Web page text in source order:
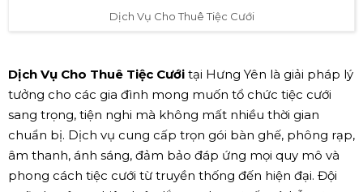
Dịch Vụ Cho Thuê Tiệc Cưới
Dịch Vụ Cho Thuê Tiệc Cưới tại Hưng Yên là giải pháp lý
tưởng cho các gia đình mong muốn tổ chức tiệc cưới
sang trọng, tiện nghi mà không mất nhiều thời gian
chuẩn bị. Dịch vụ cung cấp trọn gói bàn ghế, phông rạp,
âm thanh, ánh sáng, đảm bảo đáp ứng mọi quy mô và
phong cách tiệc cưới từ truyền thống đến hiện đại. Đội